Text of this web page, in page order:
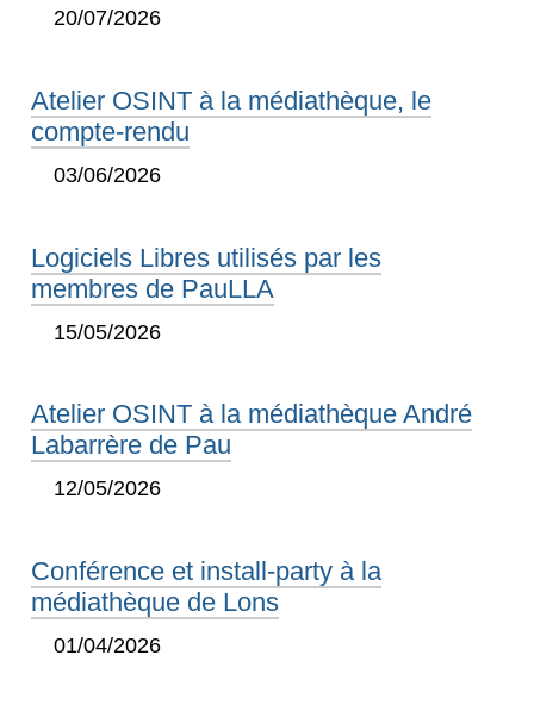
20/07/2026
Atelier OSINT à la médiathèque, le
compte-rendu
03/06/2026
Logiciels Libres utilisés par les
membres de PauLLA
15/05/2026
Atelier OSINT à la médiathèque André
Labarrère de Pau
12/05/2026
Conférence et install-party à la
médiathèque de Lons
01/04/2026